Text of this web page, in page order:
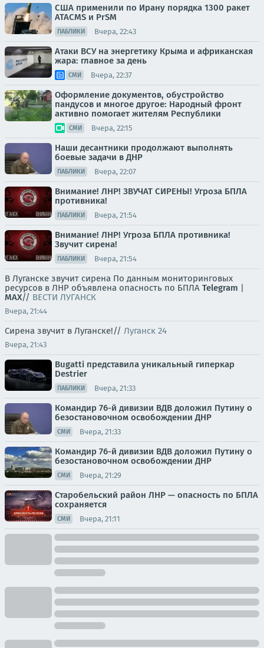
США применили по Ирану порядка 1300 ракет
ATACMS и PrSM
ПАБЛИКИ Вчера, 22:43
Атаки ВСУ на энергетику Крыма и африканская
жара: главное за день
СМИ Вчера, 22:37
Оформление документов, обустройство
пандусов и многое другое: Народный фронт
активно помогает жителям Республики
СМИ Вчера, 22:15
Наши десантники продолжают выполнять
боевые задачи в ДНР
ПАБЛИКИ Вчера, 22:07
Внимание! ЛНР! ЗВУЧАТ СИРЕНЫ! Угроза БПЛА
противника!
ПАБЛИКИ Вчера, 21:54
Внимание! ЛНР! Угроза БПЛА противника!
Звучит сирена!
ПАБЛИКИ Вчера, 21:54
В Луганске звучит сирена По данным мониторинговых
ресурсов в ЛНР объявлена опасность по БПЛА Telegram |
MAX// ВЕСТИ ЛУГАНСК
Вчера, 21:44
Сирена звучит в Луганске!// Луганск 24
Вчера, 21:43
Bugatti представила уникальный гиперкар
Destrier
ПАБЛИКИ Вчера, 21:33
Командир 76-й дивизии ВДВ доложил Путину о
безостановочном освобождении ДНР
СМИ Вчера, 21:33
Командир 76-й дивизии ВДВ доложил Путину о
безостановочном освобождении ДНР
СМИ Вчера, 21:29
Старобельский район ЛНР — опасность по БПЛА
сохраняется
СМИ Вчера, 21:11